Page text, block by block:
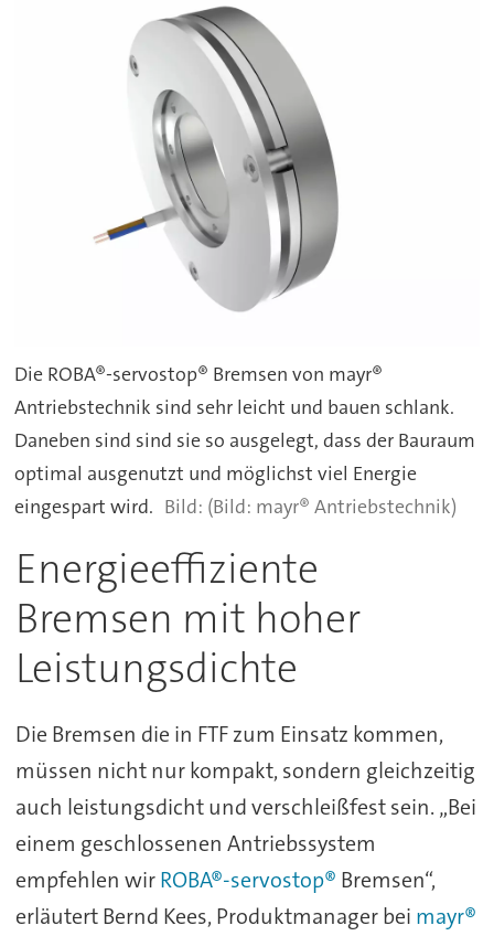
Die ROBA®-servostop® Bremsen von mayr®
Antriebstechnik sind sehr leicht und bauen schlank.
Daneben sind sind sie so ausgelegt, dass der Bauraum
optimal ausgenutzt und möglichst viel Energie
eingespart wird.
(Bild: mayr® Antriebstechnik)
Energieeffiziente
Bremsen mit hoher
Leistungsdichte
Die Bremsen die in FTF zum Einsatz kommen,
müssen nicht nur kompakt, sondern gleichzeitig
auch leistungsdicht und verschleißfest sein. „Bei
einem geschlossenen Antriebssystem
empfehlen wirROBA®-servostop® Bremsen“,
erläutert Bernd Kees, Produktmanager bei mayr®